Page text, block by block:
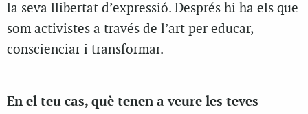
la seva llibertat d’expressió. Després hi ha els que
som activistes a través de l’art per educar,
conscienciar i transformar.
En el teu cas, què tenen a veure les teves